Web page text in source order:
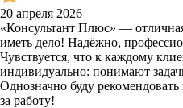
20 апреля 2026
«Консультант Плюс» —
иметь дело! Надёжно,
Чувствуется, что к каждому
индивидуально: понимают
Однозначно буду
за работу!